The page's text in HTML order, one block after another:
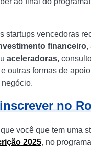
startups vencedoras
financeiro,
aceleradoras,
outras formas de
no
você que tem uma
2025, no